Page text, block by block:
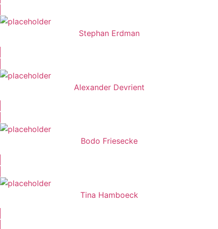
Stephan Erdman
Alexander Devrient
Bodo Friesecke
Tina Hamboeck